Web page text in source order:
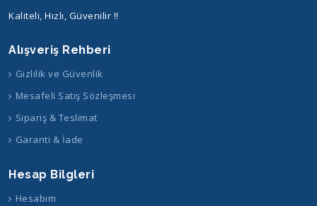
Kaliteli, Hızlı, Güvenilir !!
Alışveriş Rehberi
Gizlilik ve Güvenlik
Mesafeli Satış Sözleşmesi
Sipariş & Teslimat
Garanti & İade
Hesap Bilgleri
Hesabım